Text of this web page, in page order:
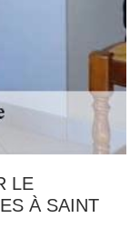
LE
À SAINT